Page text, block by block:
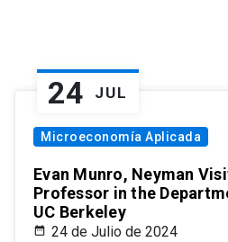
24 JUL
Microeconomía Aplicada
Evan Munro, Neyman
Professor in the
UC Berkeley
24 de Julio de 2024